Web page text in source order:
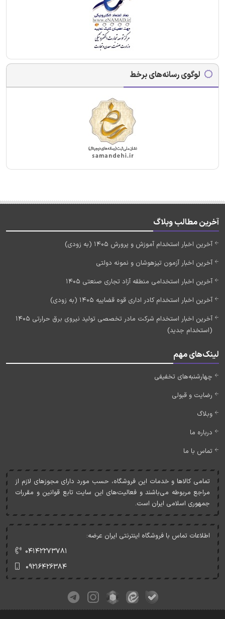
لوگوی رسانه‌های برخط
آخرین مطالب وبلاگ
آخرین اخبار استخدام آموزش و پرورش 1405 (به زودی)
آخرین اخبار آزمون تیزهوشان و نمونه دولتی
آخرین اخبار استخدامی منطقه آزاد تجاری صنعتی 1405
آخرین اخبار استخدام کادر اداری قوه قضاییه 1405 (به زودی)
آخرین اخبار استخدام شرکت مادر تخصصی تولید نیروی برق حرارتی 1405
(استخدام جدید)
لینک‌های مهم
چهارشنبه‌های تخفیفی
رضایت و قبولی
وبلاگ
درباره ما
تماس با ما
تمامی کالاها و خدمات اين فروشگاه، حسب مورد دارای مجوزهای لازم از
مراجع مربوطه می‌باشند و فعاليت‌های اين سايت تابع قوانين و مقررات
جمهوری اسلامی ايران است.
اطلاعات تماس با فروشگاه اینترنتی ایران عرضه:
۰۴۱۴۲۲۷۳۷۸۱
۰۹۲۱۶۴۲۶۳۸۴